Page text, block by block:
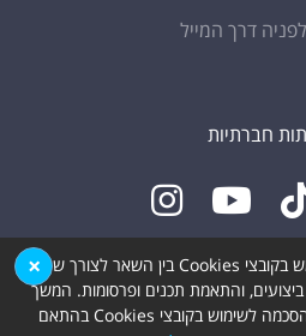
לידיעתך, אתר זה משתמש בקובצי Cookies בין השאר לצורך שיפור
והתאמת תכנים ופרסומות. המשך
הגלישה באתר מהווה הסכמה לשימוש בקובצי Cookies בהתאם
×
דרך המייל
חברתיות
12.05.2026